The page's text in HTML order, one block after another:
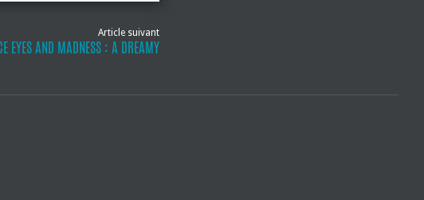
Article suivant
EYES AND MADNESS : A DREAMY